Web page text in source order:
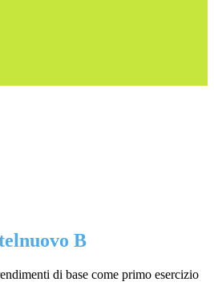
B
di base come primo esercizio